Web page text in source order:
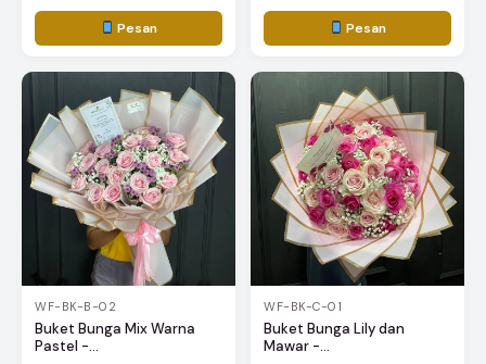
Pesan Pesan
WF-BK-B-02
Buket Bunga Mix Warna
Pastel -...
WF-BK-C-01
Buket Bunga Lily dan
Mawar -...